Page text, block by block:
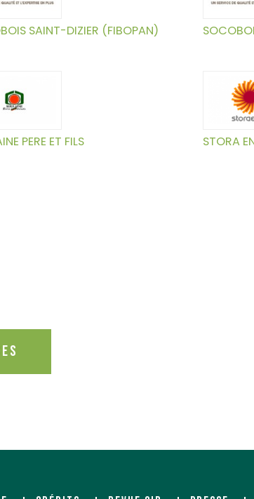
SAINT-DIZIER (FIBOPAN)
PERE ET FILS STORA